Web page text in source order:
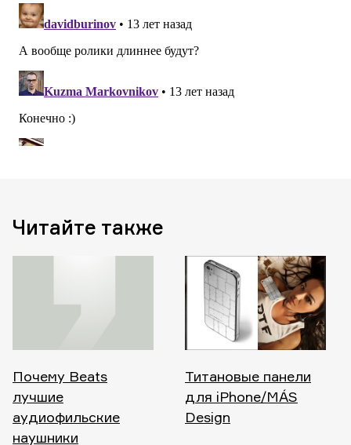
Читайте также
Почему Beats
лучшие
аудиофильские
наушники
Титановые панели
для iPhone/MÁS
Design